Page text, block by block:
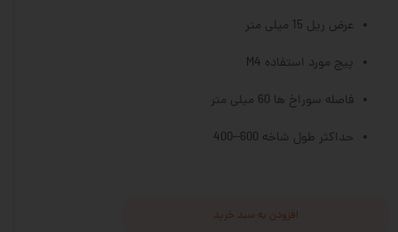
عرض ریل 15 میلی متر
پیچ مورد استفاده M4
فاصله سوراخ ها 60 میلی متر
حداکثر طول شاخه 600--400
افزودن به سبد خرید